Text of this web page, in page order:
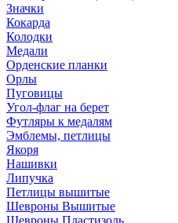
Значки
Кокарда
Колодки
Медали
Орденские планки
Орлы
Пуговицы
Угол-флаг на берет
Футляры к медалям
Эмблемы, петлицы
Якоря
Нашивки
Липучка
Петлицы вышитые
Шевроны Вышитые
Шевроны Пластизоль